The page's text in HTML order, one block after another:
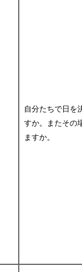
自分たちで日を
すか。またその
ますか。